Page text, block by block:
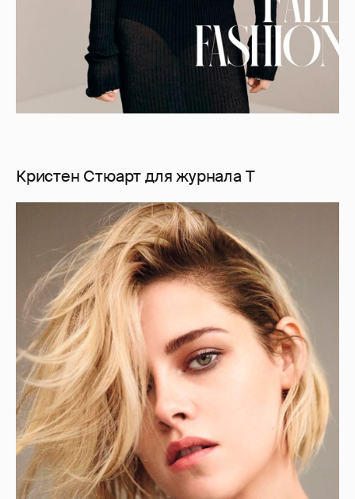
Кристен Стюарт для журнала T